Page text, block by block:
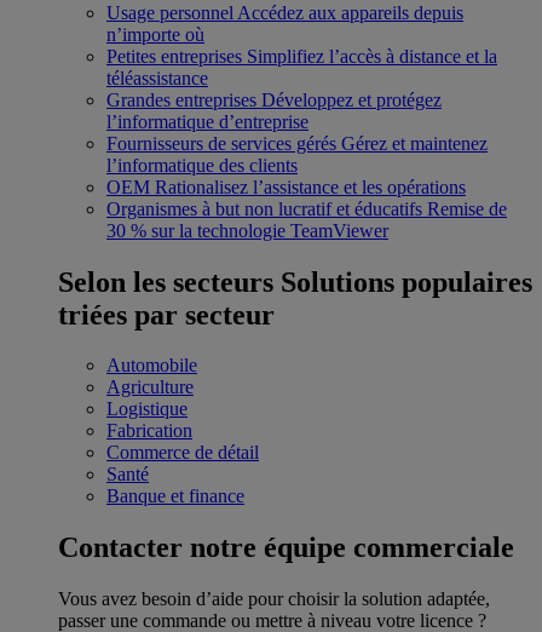
Usage personnel Accédez aux appareils depuis
n’importe où
Petites entreprises Simplifiez l’accès à distance et la
téléassistance
Grandes entreprises Développez et protégez
l’informatique d’entreprise
Fournisseurs de services gérés Gérez et maintenez
l’informatique des clients
OEM Rationalisez l’assistance et les opérations
Organismes à but non lucratif et éducatifs Remise de
30 % sur la technologie TeamViewer
Selon les secteurs Solutions populaires
triées par secteur
Automobile
Agriculture
Logistique
Fabrication
Commerce de détail
Santé
Banque et finance
Contacter notre équipe commerciale
Vous avez besoin d’aide pour choisir la solution adaptée,
passer une commande ou mettre à niveau votre licence ?